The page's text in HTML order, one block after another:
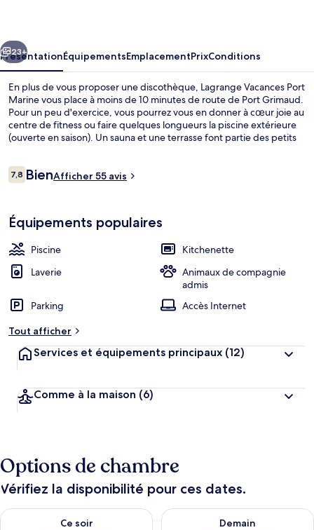
Suivant
23+
PrésentationÉquipementsEmplacementPrixConditions
En plus de vous proposer une discothèque, Lagrange Vacances Port
Marine vous place à moins de 10 minutes de route de Port Grimaud.
Pour un peu d'exercice, vous pourrez vous en donner à cœur joie au
centre de fitness ou faire quelques longueurs la piscine extérieure
(ouverte en saison). Un sauna et une terrasse font partie des petits
ondes. Que demander de plus ?
Avis
voyageurs
7,87,8 sur 10
BienAfficher 55 avis
Équipements populaires
Piscine
Kitchenette
Laverie
Animaux de compagnie
admis
Parking
Accès Internet
Tout afficher
Services et équipements principaux (12)
Comme à la maison (6)
Options de chambre
Vérifiez la disponibilité pour ces dates.
Ce soir
Vérifier la disponibilité pour ce soir août 8 - août 9
Demain
Vérifier la disponibilité pour